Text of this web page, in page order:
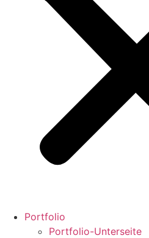
Portfolio
Portfolio-Unterseite